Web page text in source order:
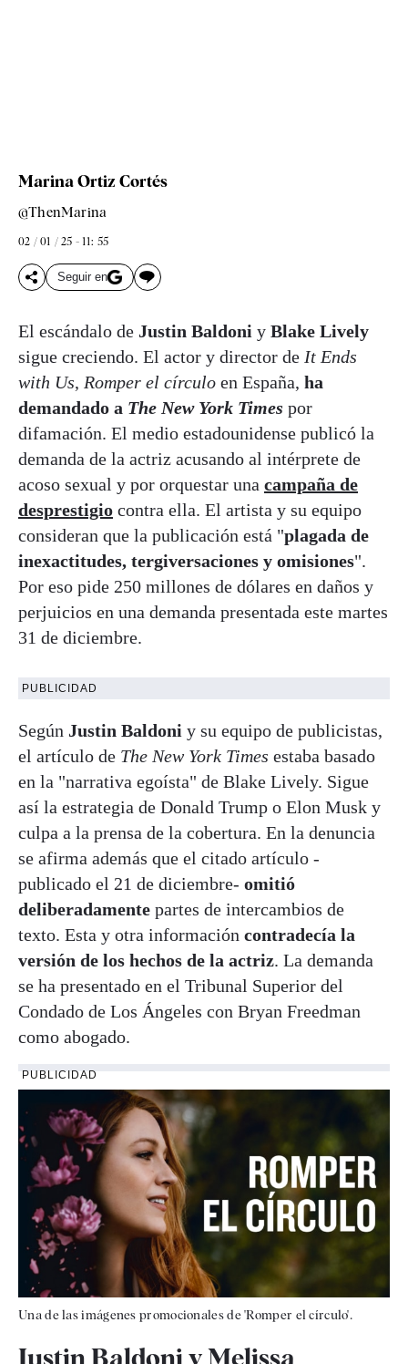
Marina Ortiz Cortés
@ThenMarina
02 / 01 / 25 - 11: 55
Seguir en
El escándalo de Justin Baldoni y Blake Lively
sigue creciendo. El actor y director de It Ends
with Us, Romper el círculo en España, ha
demandado a The New York Times por
difamación. El medio estadounidense publicó la
demanda de la actriz acusando al intérprete de
acoso sexual y por orquestar una campaña de
desprestigio contra ella. El artista y su equipo
consideran que la publicación está "plagada de
inexactitudes, tergiversaciones y omisiones".
Por eso pide 250 millones de dólares en daños y
perjuicios en una demanda presentada este martes
31 de diciembre.
PUBLICIDAD
Según Justin Baldoni y su equipo de publicistas,
el artículo de The New York Times estaba basado
en la "narrativa egoísta" de Blake Lively. Sigue
así la estrategia de Donald Trump o Elon Musk y
culpa a la prensa de la cobertura. En la denuncia
se afirma además que el citado artículo -
publicado el 21 de diciembre- omitió
deliberadamente partes de intercambios de
texto. Esta y otra información contradecía la
versión de los hechos de la actriz. La demanda
se ha presentado en el Tribunal Superior del
Condado de Los Ángeles con Bryan Freedman
como abogado.
PUBLICIDAD
Una de las imágenes promocionales de 'Romper el círculo'.
Justin Baldoni y Melissa